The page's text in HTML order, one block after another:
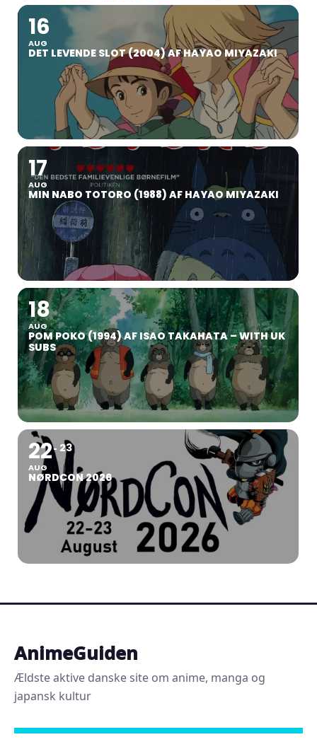
16
AUG
DET LEVENDE SLOT (2004) AF HAYAO MIYAZAKI
17
AUG
MIN NABO TOTORO (1988) AF HAYAO MIYAZAKI
18
AUG
POM POKO (1994) AF ISAO TAKAHATA – WITH UK
SUBS
22
AUG
23
NØRDCON 2026
AnimeGuiden
Ældste aktive danske site om anime, manga og
japansk kultur